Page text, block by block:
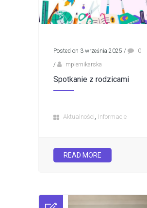
Posted on 3 września 2025 /
0
/
mpiernikarska
Spotkanie z rodzicami
Aktualności, Informacje
READ MORE